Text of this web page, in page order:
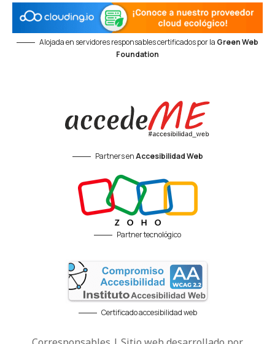
Alojada en servidores responsables certificados por la Green Web
Foundation
Partners enAccesibilidad Web
Partner tecnológico
Certificado accesibilidad web